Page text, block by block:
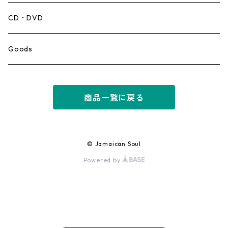
Mento,Calypso,Ballad
Ska
CD・DVD
Goods
商品一覧に戻る
© Jamaican Soul
Powered by